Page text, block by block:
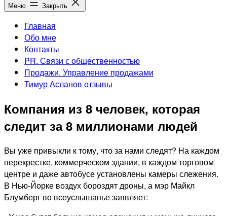
Меню Закрыть
Главная
Обо мне
Контакты
PR. Связи с общественностью
Продажи. Управление продажами
Тимур Асланов отзывы
Компания из 8 человек, которая
следит за 8 миллионами людей
Вы уже привыкли к тому, что за нами следят? На каждом
перекрестке, коммерческом здании, в каждом торговом
центре и даже автобусе установлены камеры слежения.
В Нью-Йорке воздух бороздят дроны, а мэр Майкл
Блумберг во всеуслышанье заявляет: